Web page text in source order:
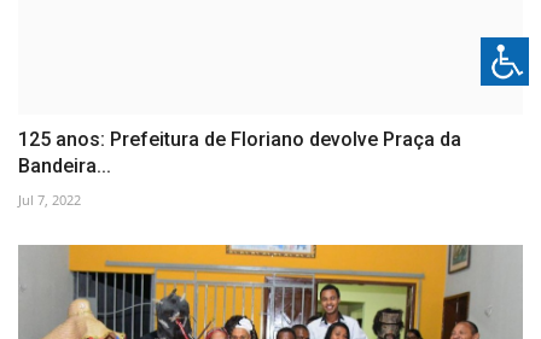
125 anos: Prefeitura de Floriano devolve Praça da
Bandeira...
Jul 7, 2022